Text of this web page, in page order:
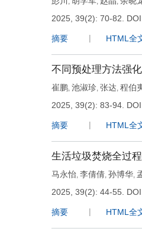
2025, 39(2): 70-82.
摘要 HTML全
不同预处理方法强
崔鹏, 池淑珍, 张达, 程伯
2025, 39(2): 83-94.
摘要 HTML全
生活垃圾焚烧全过
马永怡, 李倩倩, 孙博华,
2025, 39(2): 44-55.
摘要 HTML全